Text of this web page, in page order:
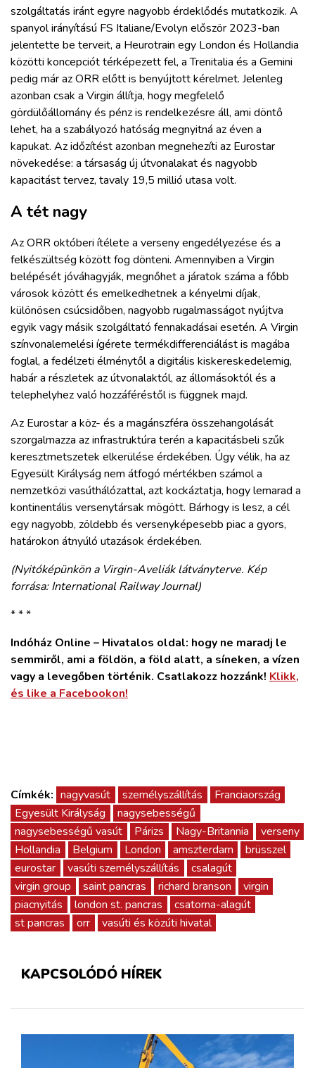
szolgáltatás iránt egyre nagyobb érdeklődés mutatkozik. A
spanyol irányítású FS Italiane/Evolyn először 2023-ban
jelentette be terveit, a Heurotrain egy London és Hollandia
közötti koncepciót térképezett fel, a Trenitalia és a Gemini
pedig már az ORR előtt is benyújtott kérelmet. Jelenleg
azonban csak a Virgin állítja, hogy megfelelő
gördülőállomány és pénz is rendelkezésre áll, ami döntő
lehet, ha a szabályozó hatóság megnyitná az éven a
kapukat. Az időzítést azonban megnehezíti az Eurostar
növekedése: a társaság új útvonalakat és nagyobb
kapacitást tervez, tavaly 19,5 millió utasa volt.
A tét nagy
Az ORR októberi ítélete a verseny engedélyezése és a
felkészültség között fog dönteni. Amennyiben a Virgin
belépését jóváhagyják, megnőhet a járatok száma a főbb
városok között és emelkedhetnek a kényelmi díjak,
különösen csúcsidőben, nagyobb rugalmasságot nyújtva
egyik vagy másik szolgáltató fennakadásai esetén. A Virgin
színvonalemelési ígérete termékdifferenciálást is magába
foglal, a fedélzeti élménytől a digitális kiskereskedelemig,
habár a részletek az útvonalaktól, az állomásoktól és a
telephelyhez való hozzáféréstől is függnek majd.
Az Eurostar a köz- és a magánszféra összehangolását
szorgalmazza az infrastruktúra terén a kapacitásbeli szűk
keresztmetszetek elkerülése érdekében. Úgy vélik, ha az
Egyesült Királyság nem átfogó mértékben számol a
nemzetközi vasúthálózattal, azt kockáztatja, hogy lemarad a
kontinentális versenytársak mögött. Bárhogy is lesz, a cél
egy nagyobb, zöldebb és versenyképesebb piac a gyors,
határokon átnyúló utazások érdekében.
(Nyitóképünkön a Virgin-Aveliák látványterve. Kép
forrása: International Railway Journal)
* * *
Indóház Online – Hivatalos oldal: hogy ne maradj le
semmiről, ami a földön, a föld alatt, a síneken, a vízen
vagy a levegőben történik. Csatlakozz hozzánk! Klikk,
és like a Facebookon!
Címkék: nagyvasút személyszállítás
Franciaország
Egyesült Királyság
nagysebességű
nagysebességű vasút
Párizs Nagy-Britannia
verseny
Hollandia
Belgium London amszterdam
brüsszel
eurostar
vasúti személyszállítás
csalagút
virgin group
saint pancras richard branson
virgin
piacnyitás
london st. pancras
csatorna-alagút
st pancras
orr vasúti és közúti hivatal
KAPCSOLÓDÓ HÍREK